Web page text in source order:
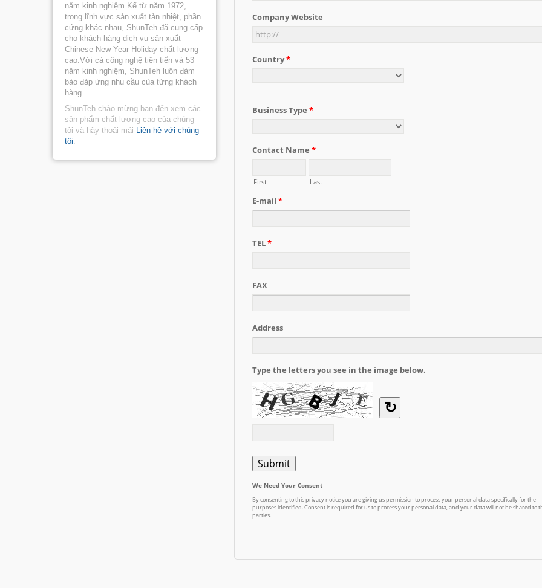
năm kinh nghiệm.Kể từ năm 1972,
trong lĩnh vực sản xuất tản nhiệt, phần
cứng khác nhau, ShunTeh đã cung cấp
cho khách hàng dịch vụ sản xuất
Chinese New Year Holiday chất lượng
cao.Với cả công nghệ tiên tiến và 53
năm kinh nghiệm, ShunTeh luôn đảm
bảo đáp ứng nhu cầu của từng khách
hàng.
ShunTeh chào mừng bạn đến xem các
sản phẩm chất lượng cao của chúng
tôi và hãy thoải mái Liên hệ với chúng
tôi.